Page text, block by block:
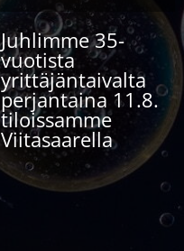
Juhlimme 35-
vuotista
yrittäjäntaivalta
perjantaina 11.8.
tiloissamme
Viitasaarella